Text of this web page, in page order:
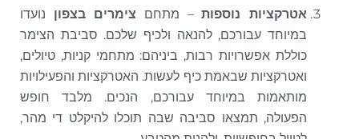
אטרקציות נוספות– מתחםצימרים בצפוןנועדו
במיוחד עבורכם, להנאה ולכיף שלכם. סביבת הצימר
כוללת אפשרויות רבות, ביניהם: מתחמי קניות, טיולים,
ואטרקציות שבאמת כיף לעשות. האטרקציות והפעילויות
מותאמות במיוחד עבורכם, הנכים. מלבד חופש
הפעולה, תמצאו סביבה שבה תוכלו להיקלט די מהר,